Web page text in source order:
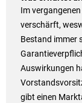
Im
verschärft,
Bestand immer
Auswirkungen
gibt einen